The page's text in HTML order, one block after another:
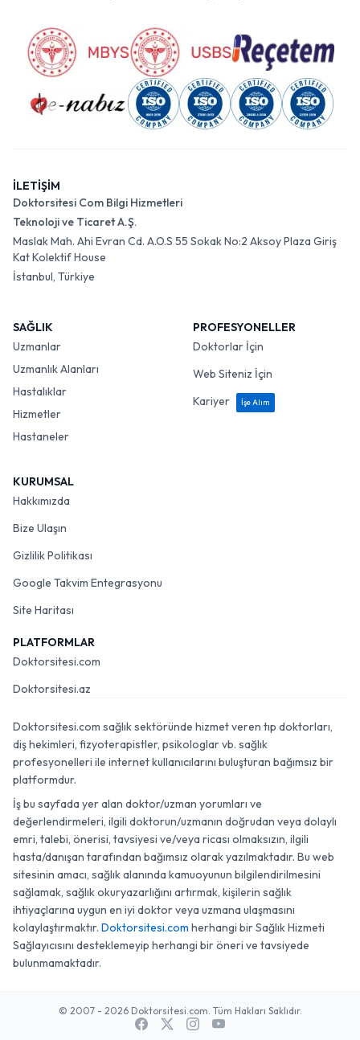
İLETİŞİM
Doktorsitesi Com Bilgi Hizmetleri
Teknoloji ve Ticaret A.Ş.
Maslak Mah. Ahi Evran Cd. A.O.S 55 Sokak No:2 Aksoy Plaza Giriş
Kat Kolektif House
İstanbul, Türkiye
SAĞLIK
Uzmanlar
Uzmanlık Alanları
Hastalıklar
Hizmetler
Hastaneler
PROFESYONELLER
Doktorlar İçin
Web Siteniz İçin
Kariyer
İşe Alım
KURUMSAL
Hakkımızda
Bize Ulaşın
Gizlilik Politikası
Google Takvim Entegrasyonu
Site Haritası
PLATFORMLAR
Doktorsitesi.com
Doktorsitesi.az
Doktorsitesi.com sağlık sektöründe hizmet veren tıp doktorları,
diş hekimleri, fizyoterapistler, psikologlar vb. sağlık
profesyonelleri ile internet kullanıcılarını buluşturan bağımsız bir
platformdur.
İş bu sayfada yer alan doktor/uzman yorumları ve
değerlendirmeleri, ilgili doktorun/uzmanın doğrudan veya dolaylı
emri, talebi, önerisi, tavsiyesi ve/veya ricası olmaksızın, ilgili
hasta/danışan tarafından bağımsız olarak yazılmaktadır. Bu web
sitesinin amacı, sağlık alanında kamuoyunun bilgilendirilmesini
sağlamak, sağlık okuryazarlığını artırmak, kişilerin sağlık
ihtiyaçlarına uygun en iyi doktor veya uzmana ulaşmasını
kolaylaştırmaktır. Doktorsitesi.com herhangi bir Sağlık Hizmeti
Sağlayıcısını desteklemeyip herhangi bir öneri ve tavsiyede
bulunmamaktadır.
© 2007 - 2026 Doktorsitesi.com. Tüm Hakları Saklıdır.